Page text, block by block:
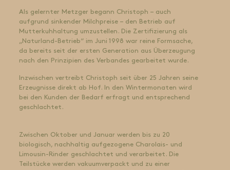
Als gelernter Metzger begann Christoph – auch
aufgrund sinkender Milchpreise – den Betrieb auf
Mutterkuhhaltung umzustellen. Die Zertifizierung als
„Naturland-Betrieb“ im Juni 1998 war reine Formsache,
da bereits seit der ersten Generation aus Überzeugung
nach den Prinzipien des Verbandes gearbeitet wurde.
Inzwischen vertreibt Christoph seit über 25 Jahren seine
Erzeugnisse direkt ab Hof. In den Wintermonaten wird
bei den Kunden der Bedarf erfragt und entsprechend
geschlachtet.
Zwischen Oktober und Januar werden bis zu 20
biologisch, nachhaltig aufgezogene Charolais- und
Limousin-Rinder geschlachtet und verarbeitet. Die
Teilstücke werden vakuumverpackt und zu einer